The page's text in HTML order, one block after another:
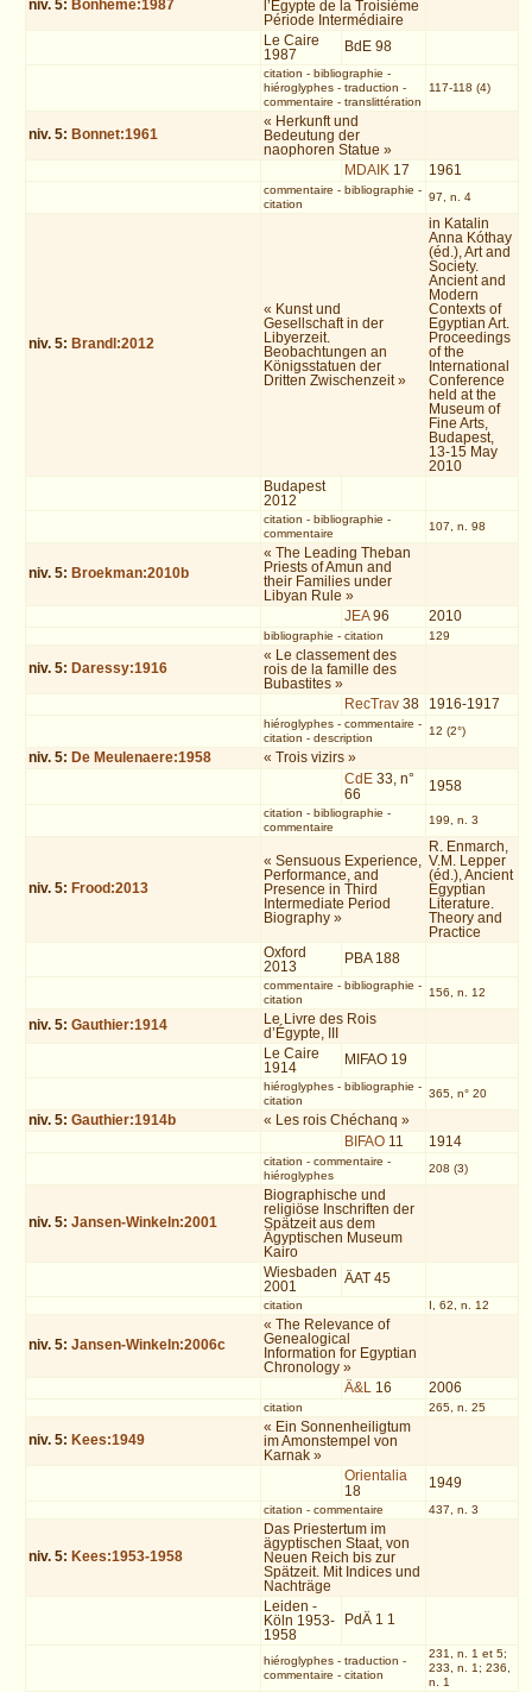
niv. 5: Bonhême:1987
l’Égypte de la Troisième
Période Intermédiaire
Le Caire
1987
BdE 98
citation - bibliographie -
hiéroglyphes- traduction -
commentaire - translittération
117-118 (4)
niv. 5: Bonnet:1961
« Herkunft und
Bedeutung der
naophoren Statue »
MDAIK 17 1961
commentaire - bibliographie -
citation
97, n. 4
niv. 5: Brandl:2012
« Kunst und
Gesellschaft in der
Libyerzeit.
Beobachtungen an
Königsstatuen der
Dritten Zwischenzeit »
in Katalin
Anna Kóthay
(éd.), Art and
Society.
Ancient and
Modern
Contexts of
Egyptian Art.
Proceedings
of the
International
Conference
held at the
Museum of
Fine Arts,
Budapest,
13-15 May
2010
Budapest
2012
citation - bibliographie -
commentaire
107, n. 98
niv. 5: Broekman:2010b
« The Leading Theban
Priests of Amun and
their Families under
Libyan Rule »
JEA96 2010
bibliographie - citation 129
niv. 5: Daressy:1916
« Le classement des
rois de la famille des
Bubastites »
RecTrav 38 1916-1917
hiéroglyphes- commentaire -
citation - description
12 (2°)
niv. 5: De Meulenaere:1958
« Trois vizirs »
CdE 33, n°
66
1958
citation - bibliographie -
commentaire
199, n. 3
niv. 5: Frood:2013
« Sensuous Experience,
Performance, and
Presence in Third
Intermediate Period
Biography »
R. Enmarch,
V.M. Lepper
(éd.), Ancient
Egyptian
Literature.
Theory and
Practice
Oxford
2013
PBA 188
commentaire - bibliographie -
citation
156, n. 12
niv. 5:Gauthier:1914
Le Livre des Rois
d’Égypte, III
Le Caire
1914
MIFAO 19
hiéroglyphes- bibliographie -
citation
365, n° 20
niv. 5:Gauthier:1914b
« Les rois Chéchanq »
BIFAO 11 1914
citation - commentaire -
hiéroglyphes
208 (3)
niv. 5:Jansen-Winkeln:2001
Biographische und
religiöse Inschriften der
Spätzeit aus dem
Ägyptischen Museum
Kairo
Wiesbaden
2001
ÄAT 45
citation I, 62, n. 12
niv. 5:Jansen-Winkeln:2006c
« The Relevance of
Genealogical
Information for Egyptian
Chronology »
Ä&L 16 2006
citation 265, n. 25
niv. 5: Kees:1949
« Ein Sonnenheiligtum
im Amonstempel von
Karnak »
Orientalia
18
1949
citation - commentaire 437, n. 3
niv. 5: Kees:1953-1958
Das Priestertum im
ägyptischen Staat, von
Neuen Reich bis zur
Spätzeit. Mit Indices und
Nachträge
Leiden -
Köln 1953-
1958
PdÄ 1 1
hiéroglyphes- traduction -
commentaire - citation
231, n. 1 et 5;
233, n. 1; 236,
n. 1